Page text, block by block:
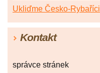
Ukliďme Česko-Rybaříci
Kontakt
správce stránek